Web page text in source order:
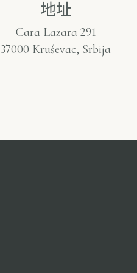
地址
Cara Lazara 291
37000 Kruševac, Srbija